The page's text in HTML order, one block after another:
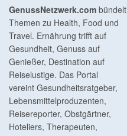
GenussNetzwerk.com bündelt
Themen zu Health, Food und
Travel. Ernährung trifft auf
Gesundheit, Genuss auf
Genießer, Destination auf
Reiselustige. Das Portal
vereint Gesundheitsratgeber,
Lebensmittelproduzenten,
Reisereporter, Obstgärtner,
Hoteliers, Therapeuten,